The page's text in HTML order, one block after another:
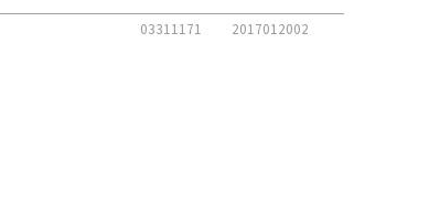
03311171 2017012002